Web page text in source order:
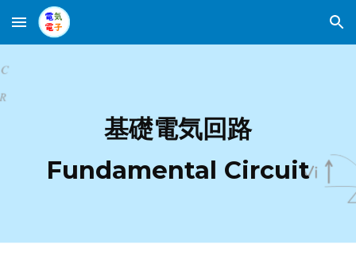
Skip to main content Skip to navigation
基礎電気回路
Fundamental Circuit